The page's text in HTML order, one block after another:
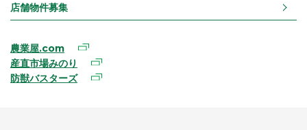
店舗物件募集
農業屋.com
産直市場みのり
防獣バスターズ